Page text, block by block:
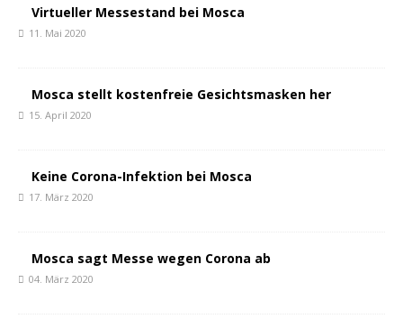
Virtueller Messestand bei Mosca
11. Mai 2020
Mosca stellt kostenfreie Gesichtsmasken her
15. April 2020
Keine Corona-Infektion bei Mosca
17. März 2020
Mosca sagt Messe wegen Corona ab
04. März 2020